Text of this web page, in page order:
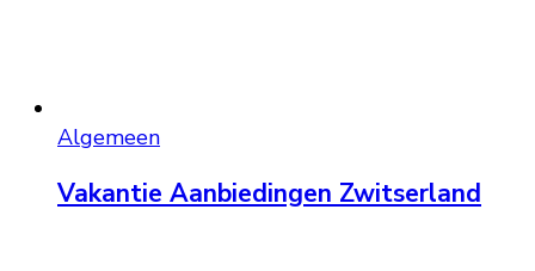
Algemeen
Vakantie Aanbiedingen Zwitserland